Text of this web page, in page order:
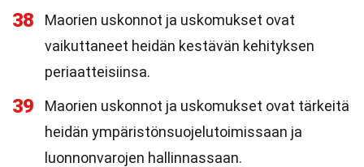
38
Maorien uskonnot ja uskomukset ovat
vaikuttaneet heidän kestävän kehityksen
periaatteisiinsa.
39
Maorien uskonnot ja uskomukset ovat tärkeitä
heidän ympäristönsuojelutoimissaan ja
luonnonvarojen hallinnassaan.